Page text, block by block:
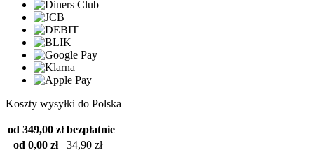
Koszty wysyłki do Polska
od 349,00 zł bezpłatnie
od 0,00 zł
34,90 zł